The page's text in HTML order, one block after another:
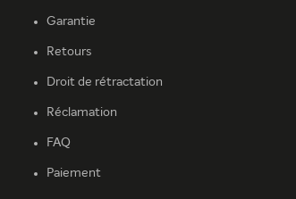
Garantie
Retours
Droit de rétractation
Réclamation
FAQ
Paiement